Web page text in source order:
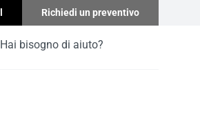
Richiedi un preventivo
Hai bisogno di aiuto?